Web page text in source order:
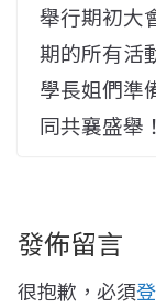
舉行期初大
期的所有活
學長姐們準
同共襄盛舉！
發佈留言
很抱歉，必須